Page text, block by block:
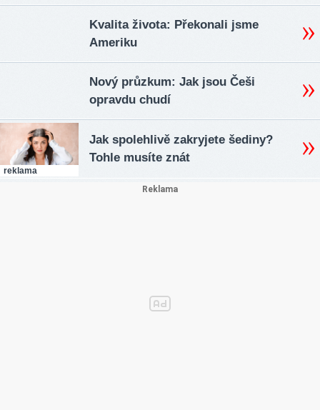
Kvalita života: Překonali jsme
Ameriku
Nový průzkum: Jak jsou Češi
opravdu chudí
reklama
Jak spolehlivě zakryjete šediny?
Tohle musíte znát